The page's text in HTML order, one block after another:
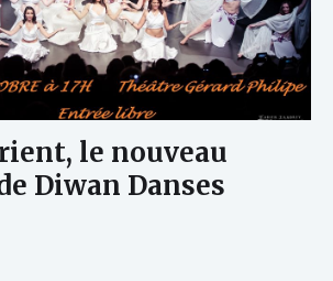
le nouveau
Diwan Danses